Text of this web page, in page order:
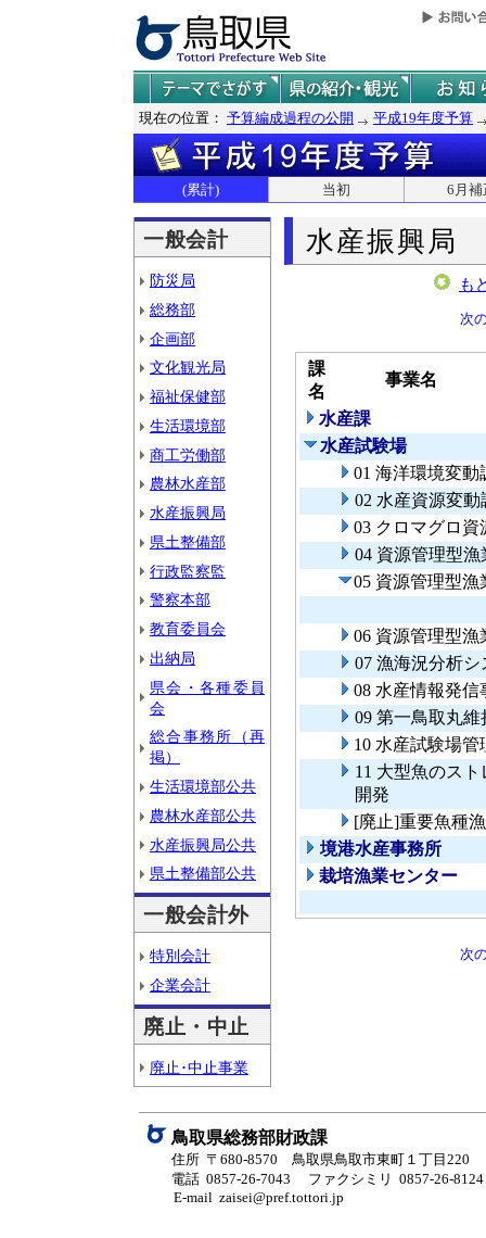
現在の位置： 予算編成過程の公開 平成19年度予算
(累計) 当初 6月補
一般会計
防災局
総務部
企画部
文化観光局
福祉保健部
生活環境部
商工労働部
農林水産部
水産振興局
県土整備部
行政監察監
警察本部
教育委員会
出納局
県会・各種委員
会
総合事務所（再
掲）
生活環境部公共
農林水産部公共
水産振興局公共
県土整備部公共
一般会計外
特別会計
企業会計
廃止・中止
廃止･中止事業
水産振興局
も
次
課
名
事業名
水産課
水産試験場
01 海洋環境変動
02 水産資源変動
03 クロマグロ資
04 資源管理型
05 資源管理型
06 資源管理型
07 漁海況分析
08 水産情報発信
09 第一鳥取丸維
10 水産試験場管
11 大型魚のス
開発
[廃止]重要魚種
境港水産事務所
栽培漁業センター
次
鳥取県総務部財政課
住所 〒680-8570 鳥取県鳥取市東町１丁目220
電話 0857-26-7043
ファクシミリ 0857-26-8124
E-mail zaisei@pref.tottori.jp